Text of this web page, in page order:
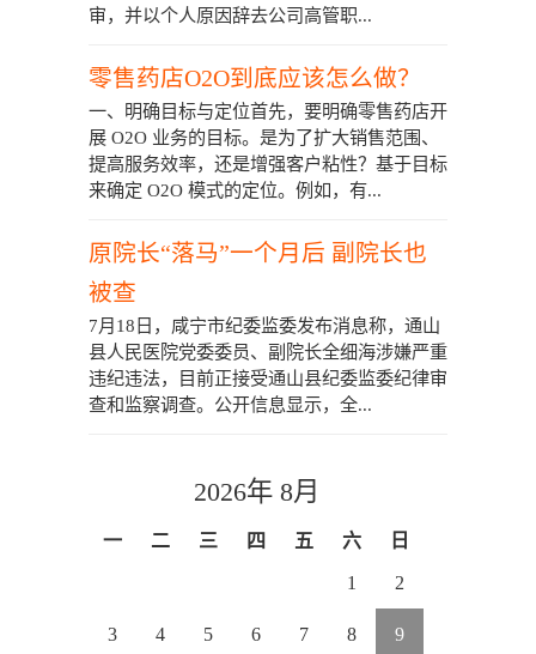
审，并以个人原因辞去公司高管职...
零售药店O2O到底应该怎么做？
一、明确目标与定位首先，要明确零售药店开
展 O2O 业务的目标。是为了扩大销售范围、
提高服务效率，还是增强客户粘性？基于目标
来确定 O2O 模式的定位。例如，有...
原院长“落马”一个月后 副院长也
被查
7月18日，咸宁市纪委监委发布消息称，通山
县人民医院党委委员、副院长全细海涉嫌严重
违纪违法，目前正接受通山县纪委监委纪律审
查和监察调查。公开信息显示，全...
2026年 8月
一 二 三 四 五 六 日
1 2
3 4 5 6 7 8 9